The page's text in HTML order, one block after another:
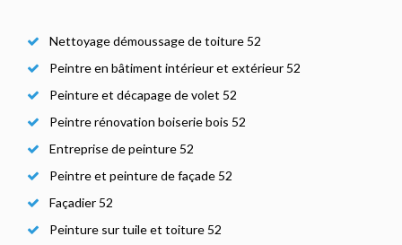
Nettoyage démoussage de toiture 52
Peintre en bâtiment intérieur et extérieur 52
Peinture et décapage de volet 52
Peintre rénovation boiserie bois 52
Entreprise de peinture 52
Peintre et peinture de façade 52
Façadier 52
Peinture sur tuile et toiture 52